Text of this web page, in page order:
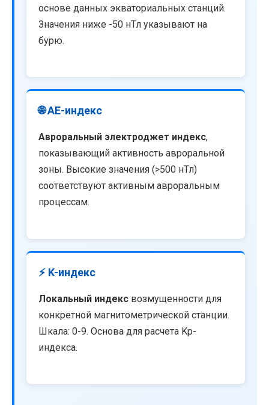
основе данных экваториальных станций.
Значения ниже -50 нТл указывают на
бурю.
🌐 AE-индекс
Авроральный электроджет индекс,
показывающий активность авроральной
зоны. Высокие значения (>500 нТл)
соответствуют активным авроральным
процессам.
⚡ K-индекс
Локальный индекс возмущенности для
конкретной магнитометрической станции.
Шкала: 0-9. Основа для расчета Kp-
индекса.